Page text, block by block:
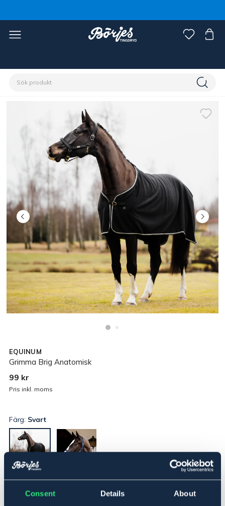
Consent Details About
EQUINUM
Grimma Brig Anatomisk
99 kr
Pris inkl. moms
Färg: Svart
Full